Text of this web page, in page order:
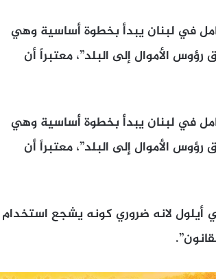
في لبنان يبدأ بخطوة أساسية وهي
الأموال إلى البلد”، معتبراً أن
في لبنان يبدأ بخطوة أساسية وهي
الأموال إلى البلد”، معتبراً أن
أيلول لانه ضروري كونه يشجع استخدام